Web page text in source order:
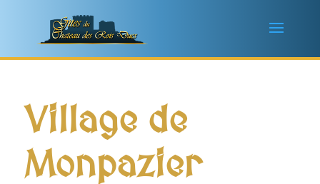
Village de
Monpazier